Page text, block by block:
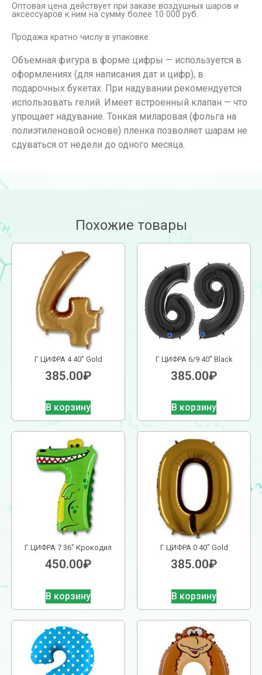
Оптовая цена действует при заказе воздушных шаров и
аксессуаров к ним на сумму более 10 000 руб.
Продажа кратно числу в упаковке.
Объемная фигура в форме цифры — используется в
оформлениях (для написания дат и цифр), в
подарочных букетах. При надувании рекомендуется
использовать гелий. Имеет встроенный клапан — что
упрощает надувание. Тонкая миларовая (фольга на
полиэтиленовой основе) пленка позволяет шарам не
сдуваться от недели до одного месяца.
Похожие товары
Г ЦИФРА 4 40″ Gold
385.00₽
В корзину
Г ЦИФРА 6/9 40″ Black
385.00₽
В корзину
Г ЦИФРА 7 36″ Крокодил
450.00₽
В корзину
Г ЦИФРА 0 40″ Gold
385.00₽
В корзину